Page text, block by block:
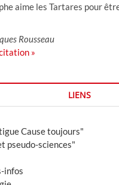
aime les Tartares pour
Rousseau
»
LIENS
Cause toujours"
pseudo-sciences"
infos